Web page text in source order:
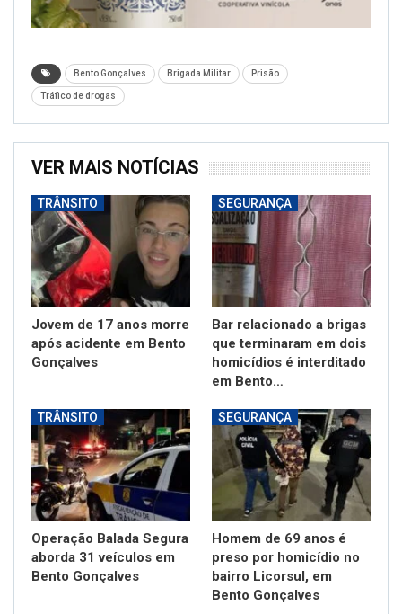
Bento Gonçalves Brigada Militar Prisão
Tráfico de drogas
VER MAIS NOTÍCIAS
TRÂNSITO
Jovem de 17 anos morre
após acidente em Bento
Gonçalves
SEGURANÇA
Bar relacionado a brigas
que terminaram em dois
homicídios é interditado
em Bento…
TRÂNSITO
Operação Balada Segura
aborda 31 veículos em
Bento Gonçalves
SEGURANÇA
Homem de 69 anos é
preso por homicídio no
bairro Licorsul, em
Bento Gonçalves